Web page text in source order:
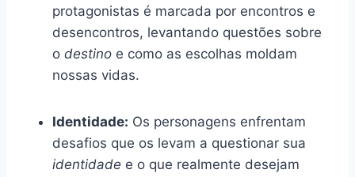
protagonistas é marcada por encontros e
desencontros, levantando questões sobre
o destino e como as escolhas moldam
nossas vidas.
Identidade: Os personagens enfrentam
desafios que os levam a questionar sua
identidade e o que realmente desejam